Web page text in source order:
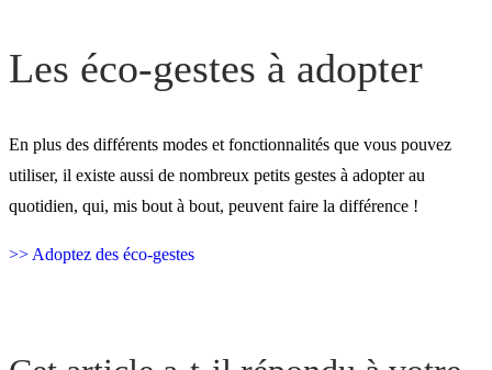
Les éco-gestes à adopter
En plus des différents modes et fonctionnalités que vous pouvez
utiliser, il existe aussi de nombreux petits gestes à adopter au
quotidien, qui, mis bout à bout, peuvent faire la différence !
>> Adoptez des éco-gestes